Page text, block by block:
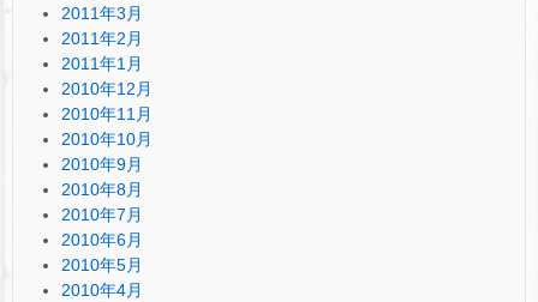
2011年3月
2011年2月
2011年1月
2010年12月
2010年11月
2010年10月
2010年9月
2010年8月
2010年7月
2010年6月
2010年5月
2010年4月